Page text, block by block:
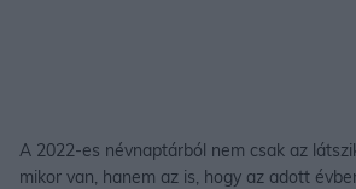
A 2022-es névnaptárból nem csak az
mikor van, hanem az is, hogy az adott